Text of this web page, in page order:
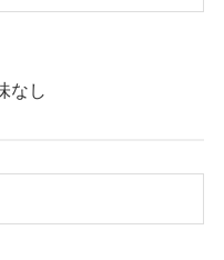
なし